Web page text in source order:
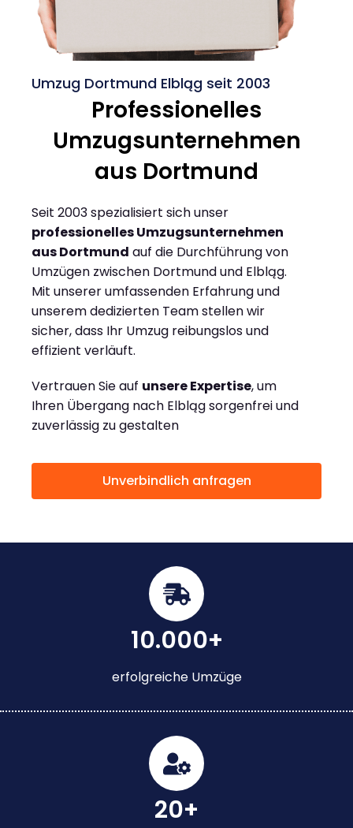
Umzug Dortmund Elbląg seit 2003
Professionelles
Umzugsunternehmen
aus Dortmund
Seit 2003 spezialisiert sich unser
professionelles Umzugsunternehmen
aus Dortmund auf die Durchführung von
Umzügen zwischen Dortmund und Elbląg.
Mit unserer umfassenden Erfahrung und
unserem dedizierten Team stellen wir
sicher, dass Ihr Umzug reibungslos und
effizient verläuft.
Vertrauen Sie auf unsere Expertise, um
Ihren Übergang nach Elbląg sorgenfrei und
zuverlässig zu gestalten
Unverbindlich anfragen
10.000+
erfolgreiche Umzüge
20+